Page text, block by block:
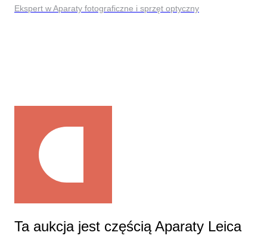
Ekspert w Aparaty fotograficzne i sprzęt optyczny
Ta aukcja jest częścią Aparaty Leica